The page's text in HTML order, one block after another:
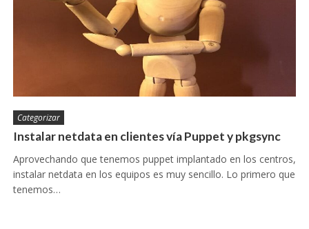
Categorizar
Instalar netdata en clientes vía Puppet y pkgsync
Aprovechando que tenemos puppet implantado en los centros,
instalar netdata en los equipos es muy sencillo. Lo primero que
tenemos…